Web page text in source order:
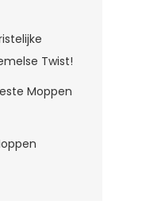
Twist!
Moppen